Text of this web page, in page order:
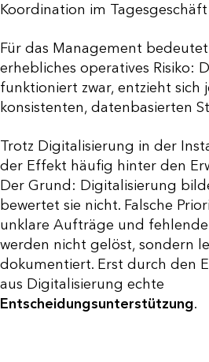
Koordination im
Für das Management
erhebliches operatives Risiko:
funktioniert zwar, entzieht sich
konsistenten, datenbasierten
Trotz Digitalisierung in der
der Effekt häufig hinter den
Der Grund: Digitalisierung
bewertet sie nicht. Falsche
unklare Aufträge und
werden nicht gelöst, sondern
dokumentiert. Erst durch den
aus Digitalisierung echte
Entscheidungsunterstützung.